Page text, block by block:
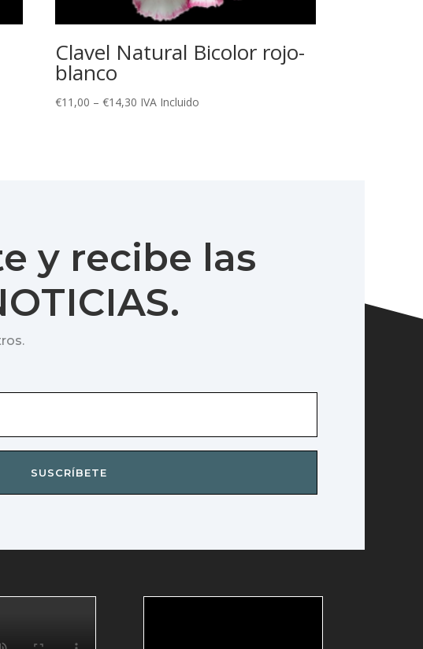
Clavel Natural Bicolor rojo-
blanco
€11,00 –€14,30 IVA Incluido
y recibe las
SUSCRÍBETE